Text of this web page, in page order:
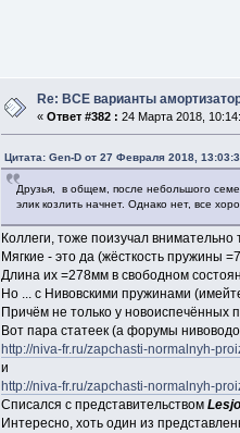
Re: ВСЕ варианты
« Ответ #382 : 24 Марта 2018,
Цитата: Gen-D от 27 Февраля 2018,
Друзья, в общем, после небольшого
элик козлить начнет. Однако нет, все
Коллеги, тоже поизучал внимательно
Мягкие - это да (жёсткость пружины
Длина их =278мм в свободном
Но ... с Нивовскими пружинами
Причём не только у новоиспечённых
Вот пара статеек (а форумы
http://niva-fr.ru/zapchasti-normalnyh-
и
http://niva-fr.ru/zapchasti-normalnyh-
Списался с представительством
Интересно, хоть один из